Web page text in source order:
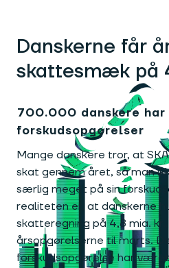
Danskerne får
skattesmæk på
700.000 danskere
forskudsopgørelser
Mange danskere tror, at
skat gennem året, så man
særlig meget på sin
realiteten er, at danskerne
skatteregning på 4,8 mia.
årsopgørelserne til marts.
forskudsopgørelse har